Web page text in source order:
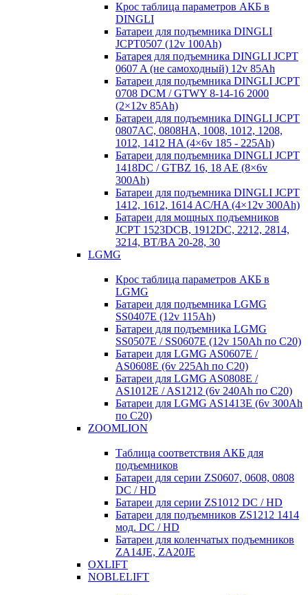
Крос таблица параметров АКБ в
DINGLI
Батареи для подъемника DINGLI
JCPT0507 (12v 100Ah)
Батарея для подъемника DINGLI JCPT
0607 A (не самоходный) 12v 85Ah
Батареи для подъемника DINGLI JCPT
0708 DCM / GTWY 8-14-16 2000
(2×12v 85Ah)
Батареи для подъемника DINGLI JCPT
0807AC, 0808HA, 1008, 1012, 1208,
1012, 1412 HA (4×6v 185 - 225Ah)
Батареи для подъемника DINGLI JCPT
1418DC / GTBZ 16, 18 AE (8×6v
300Ah)
Батареи для подъемника DINGLI JCPT
1412, 1612, 1614 AC/HA (4×12v 300Ah)
Батареи для мощных подъемников
JCPT 1523DCB, 1912DC, 2212, 2814,
3214, BT/BA 20-28, 30
LGMG
Крос таблица параметров АКБ в
LGMG
Батареи для подъемника LGMG
SS0407E (12v 115Ah)
Батареи для подъемника LGMG
SS0507E / SS0607E (12v 150Ah по С20)
Батареи для LGMG AS0607E /
AS0608E (6v 225Ah по С20)
Батареи для LGMG AS0808E /
AS1012E / AS1212 (6v 240Ah по С20)
Батареи для LGMG AS1413E (6v 300Ah
по С20)
ZOOMLION
Таблица соответствия АКБ для
подъемников
Батареи для серии ZS0607, 0608, 0808
DC / HD
Батареи для серии ZS1012 DC / HD
Батареи для подъемников ZS1212 1414
мод. DC / HD
Батареи для коленчатых подъемников
ZA14JE, ZA20JE
OXLIFT
NOBLELIFT